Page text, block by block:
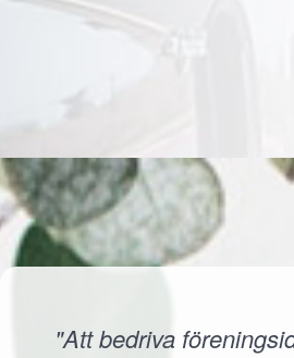
"Att bedriva